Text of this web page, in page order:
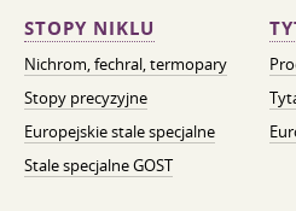
STOPY NIKLU
Nichrom, fechral, termopary
Stopy precyzyjne
Europejskie stale specjalne
Stale specjalne GOST